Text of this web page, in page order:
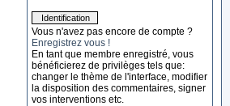
Vous n'avez pas encore de compte ?
Enregistrez vous !
En tant que membre enregistré, vous
bénéficierez de privilèges tels que:
changer le thème de l'interface, modifier
la disposition des commentaires, signer
vos interventions etc.